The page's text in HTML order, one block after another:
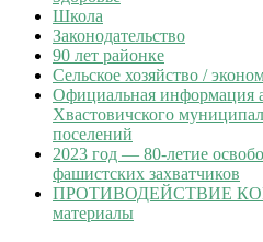
Школа
Законодательство
90 лет районке
Сельское хозяйство /
Официальная информация
Хвастовичского
поселений
2023 год — 80-летие
фашистских захватчиков
ПРОТИВОДЕЙСТВИЕ
материалы